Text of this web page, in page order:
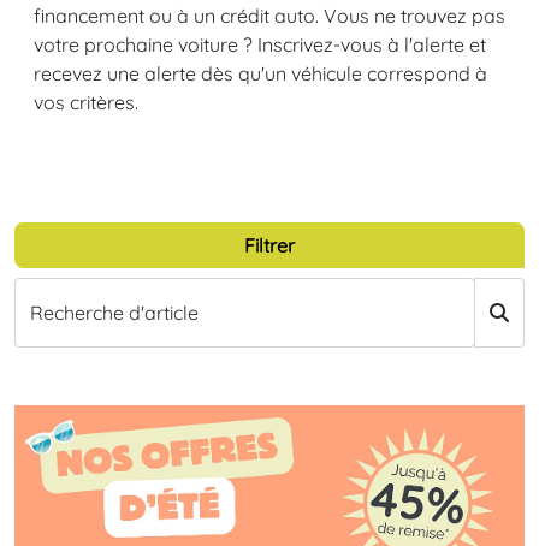
Filtrer
Recherche d'article
financement ou à un crédit auto. Vous ne trouvez pas
votre prochaine voiture ? Inscrivez-vous à l'alerte et
recevez une alerte dès qu'un véhicule correspond à
vos critères.